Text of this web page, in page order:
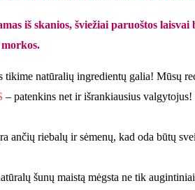
iš skanios, šviežiai paruoštos
tikime natūralių ingredientų galia! Mūsų
– patenkins net ir išrankiausius
ančių riebalų ir sėmenų, kad oda būtų
šunų maistą mėgsta ne tik